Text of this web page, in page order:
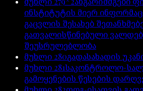
ინსტიტუტის მიერ
გაცვლის შესახებ
გათვალისწინებული
შეუსრულებლობა
მუხლი 280გადასახადის
მუხლი 281საკონტროლო-
გამოყენების წესების